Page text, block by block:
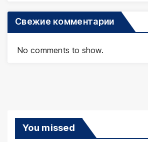
Свежие комментарии
No comments to show.
You missed